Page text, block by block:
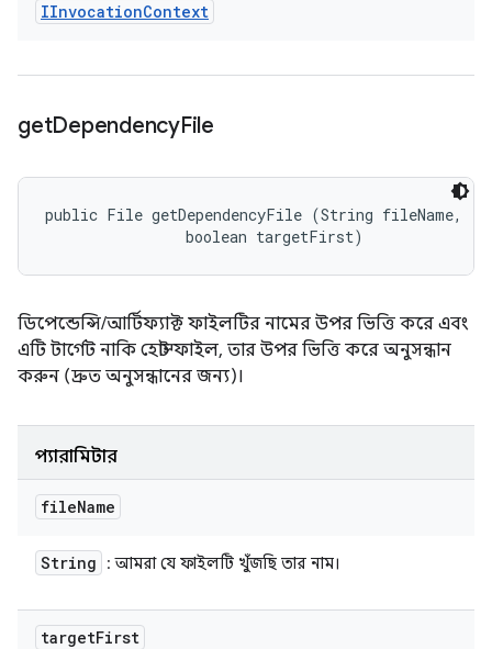
IInvocationContext
getDependencyFile
public File getDependencyFile (String fileName,
                boolean targetFirst)
ডিপেন্ডেন্সি/আর্টিফ্যাক্ট ফাইলটির নামের উপর ভিত্তি করে এবং
এটি টার্গেট নাকি হোস্ট ফাইল, তার উপর ভিত্তি করে অনুসন্ধান
করুন (দ্রুত অনুসন্ধানের জন্য)।
প্যারামিটার
fileName
String : আমরা যে ফাইলটি খুঁজছি তার নাম।
targetFirst